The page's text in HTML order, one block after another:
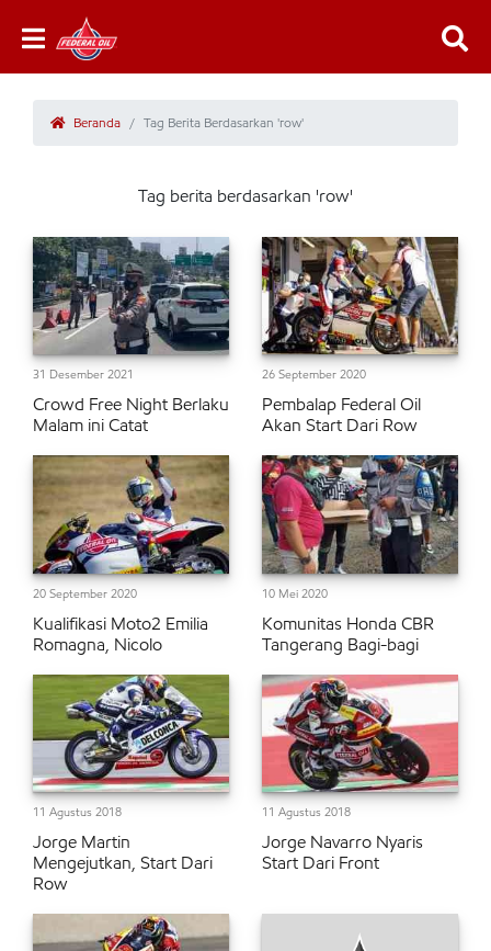
Beranda Tag Berita Berdasarkan 'row'
Tag berita berdasarkan 'row'
31 Desember 2021
Crowd Free Night Berlaku
Malam ini Catat
26 September 2020
Pembalap Federal Oil
Akan Start Dari Row
20 September 2020
Kualifikasi Moto2 Emilia
Romagna, Nicolo
10 Mei 2020
Komunitas Honda CBR
Tangerang Bagi-bagi
11 Agustus 2018
Jorge Martin
Mengejutkan, Start Dari
Row
11 Agustus 2018
Jorge Navarro Nyaris
Start Dari Front